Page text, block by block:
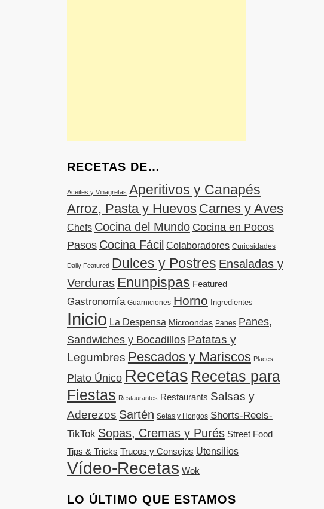
RECETAS DE…
Aceites y Vinagretas Aperitivos y Canapés
Arroz, Pasta y Huevos Carnes y Aves
Chefs Cocina del Mundo Cocina en Pocos
Pasos Cocina Fácil Colaboradores Curiosidades
Daily Featured Dulces y Postres Ensaladas y
Verduras Enunpispas Featured
Gastronomía Guarniciones Horno Ingredientes
Inicio La Despensa Microondas Panes Panes,
Sandwiches y Bocadillos Patatas y
Legumbres Pescados y Mariscos Places
Plato Único Recetas Recetas para
Fiestas Restaurantes Restaurants Salsas y
Aderezos Sartén Setas y Hongos Shorts-Reels-
TikTok Sopas, Cremas y Purés Street Food
Tips & Tricks Trucos y Consejos Utensilios
Vídeo-Recetas Wok
LO ÚLTIMO QUE ESTAMOS